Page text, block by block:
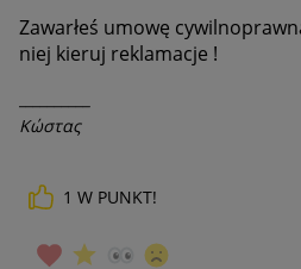
Zawarłeś umowę
niej kieruj reklamacje !
Κώστας
1 W PUNKT!